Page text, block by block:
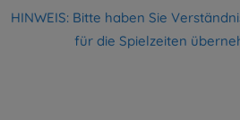
HINWEIS: Bitte haben Sie
für die Spielzeiten